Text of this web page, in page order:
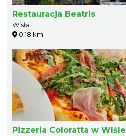
Restauracja Beatris
Wisła
0.18 km
Pizzeria Coloratta w WIśle